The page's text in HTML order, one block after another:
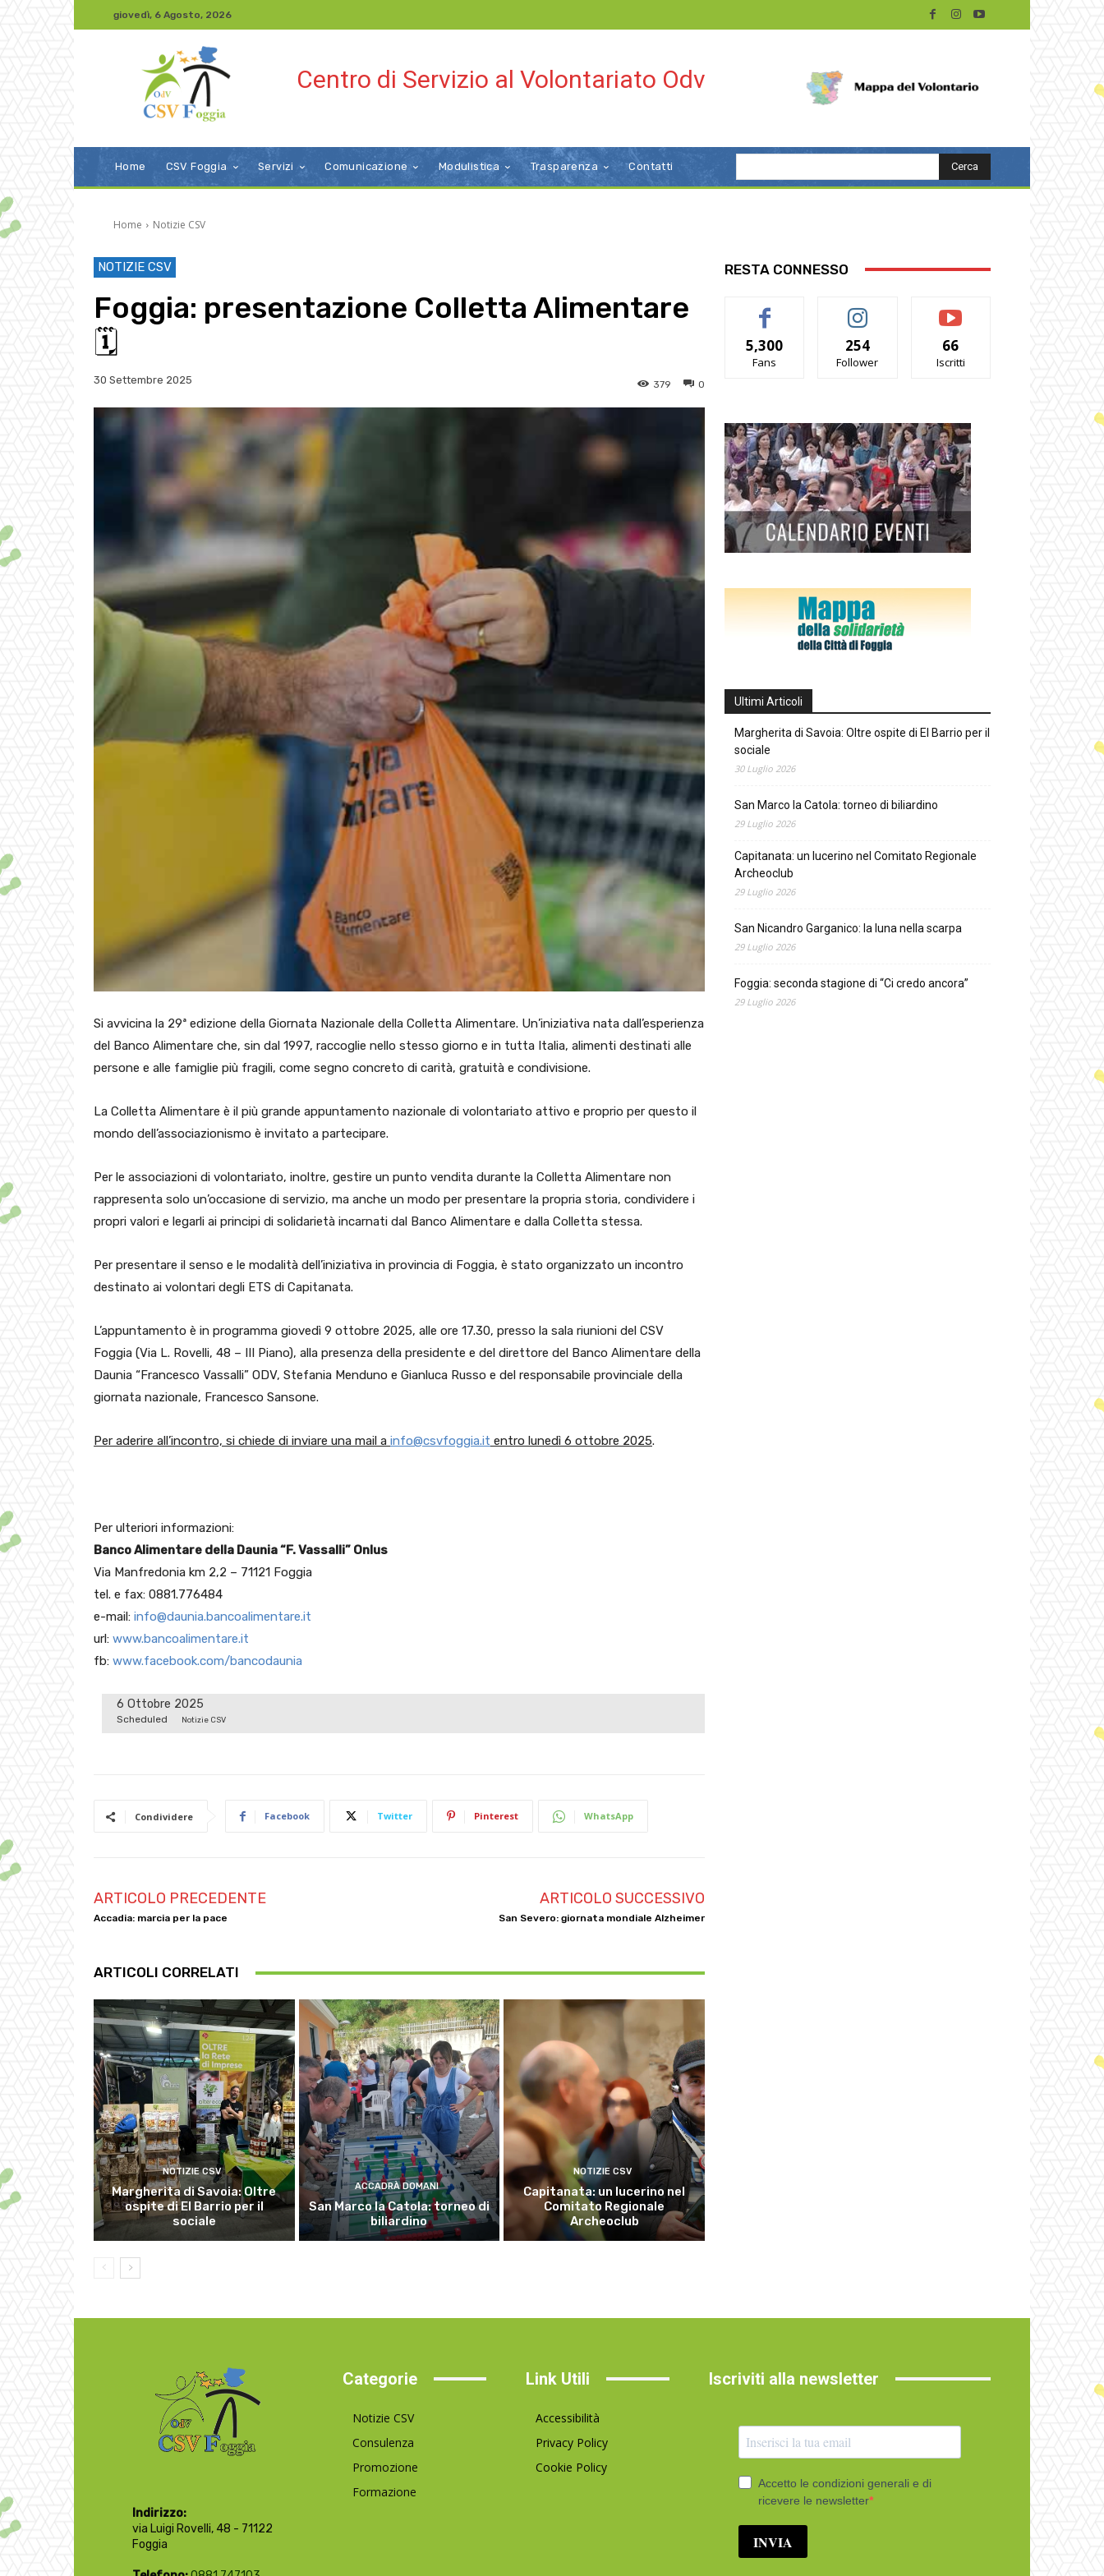
giovedì, 6 Agosto, 2026
Centro di Servizio al Volontariato Odv
Home CSV Foggia Servizi Comunicazione Modulistica Trasparenza Contatti Cerca
Home Notizie CSV
NOTIZIE CSV
Foggia: presentazione Colletta Alimentare
🗓
30 Settembre 2025 0
379
Si avvicina la 29ª edizione della Giornata Nazionale della Colletta Alimentare. Un’iniziativa nata dall’esperienza
del Banco Alimentare che, sin dal 1997, raccoglie nello stesso giorno e in tutta Italia, alimenti destinati alle
persone e alle famiglie più fragili, come segno concreto di carità, gratuità e condivisione.
La Colletta Alimentare è il più grande appuntamento nazionale di volontariato attivo e proprio per questo il
mondo dell’associazionismo è invitato a partecipare.
Per le associazioni di volontariato, inoltre, gestire un punto vendita durante la Colletta Alimentare non
rappresenta solo un’occasione di servizio, ma anche un modo per presentare la propria storia, condividere i
propri valori e legarli ai principi di solidarietà incarnati dal Banco Alimentare e dalla Colletta stessa.
Per presentare il senso e le modalità dell’iniziativa in provincia di Foggia, è stato organizzato un incontro
destinato ai volontari degli ETS di Capitanata.
L’appuntamento è in programma giovedì 9 ottobre 2025, alle ore 17.30, presso la sala riunioni del CSV
Foggia (Via L. Rovelli, 48 – III Piano), alla presenza della presidente e del direttore del Banco Alimentare della
Daunia “Francesco Vassalli” ODV, Stefania Menduno e Gianluca Russo e del responsabile provinciale della
giornata nazionale, Francesco Sansone.
Per aderire all’incontro, si chiede di inviare una mail a info@csvfoggia.it entro lunedì 6 ottobre 2025.
Per ulteriori informazioni:
Banco Alimentare della Daunia “F. Vassalli” Onlus
Via Manfredonia km 2,2 – 71121 Foggia
tel. e fax: 0881.776484
e-mail: info@daunia.bancoalimentare.it
url: www.bancoalimentare.it
fb: www.facebook.com/bancodaunia
6 Ottobre 2025
Scheduled Notizie CSV
Condividere Facebook Twitter Pinterest WhatsApp
ARTICOLO PRECEDENTE
Accadia: marcia per la pace
ARTICOLO SUCCESSIVO
San Severo: giornata mondiale Alzheimer
ARTICOLI CORRELATI
NOTIZIE CSV
Margherita di Savoia: Oltre
ospite di El Barrio per il
sociale
ACCADRÀ DOMANI
San Marco la Catola: torneo di
biliardino
NOTIZIE CSV
Capitanata: un lucerino nel
Comitato Regionale
Archeoclub
RESTA CONNESSO
5,300
Fans
254
Follower
66
Iscritti
Ultimi Articoli
Margherita di Savoia: Oltre ospite di El Barrio per il
sociale
30 Luglio 2026
San Marco la Catola: torneo di biliardino
29 Luglio 2026
Capitanata: un lucerino nel Comitato Regionale
Archeoclub
29 Luglio 2026
San Nicandro Garganico: la luna nella scarpa
29 Luglio 2026
Foggia: seconda stagione di “Ci credo ancora”
29 Luglio 2026
Indirizzo:
via Luigi Rovelli, 48 - 71122
Foggia
Categorie
Notizie CSV
Consulenza
Promozione
Formazione
Link Utili
Accessibilità
Privacy Policy
Cookie Policy
Iscriviti alla newsletter